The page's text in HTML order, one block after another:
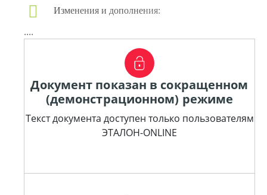
Изменения и дополнения:
....
Документ показан в сокращенном
(демонстрационном) режиме
Текст документа доступен только пользователям
ЭТАЛОН-ONLINE